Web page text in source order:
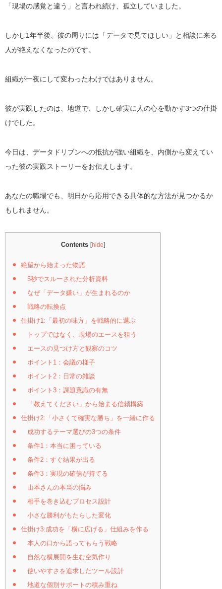
「現場の感覚と違う」と言われ続け、孤立していました。
しかし1年半後、彼の周りには「データで見てほしい」と相談に来る
人が絶えなくなったのです。
組織が一夜にして変わったわけではありません。
彼が実践したのは、地道で、しかし確実に人の心を動かす3つの仕掛
けでした。
今日は、データドリブンへの抵抗が強い組織を、内側から変えてい
った彼の実践ストーリーをお伝えします。
あなたの職場でも、明日から応用できる具体的な方法が見つかるか
もしれません。
Contents [hide]
絶望から始まった物語
5秒でスルーされた分析資料
なぜ「データ嫌い」が生まれるのか
戦略の転換点
仕掛け1:「最初の味方」を戦略的に選ぶ
トップではなく、現場のエースを狙う
エースの見つけ方と観察のコツ
ポイント1：会議の様子
ポイント2：日常の雑談
ポイント3：課題意識の有無
「教えてください」から始まる信頼構築
仕掛け2:「小さくて確実な勝ち」を一緒に作る
成功するテーマ選びの3つの条件
条件1：本当に困っている
条件2：すぐ結果が出る
条件3：実現の確信が持てる
山本さんの本当の悩み
相手を巻き込むプロセス設計
小さな勝利がもたらした変化
仕掛け3:成功を「横に広げる」仕組みを作る
本人の口から語ってもらう戦略
自然な横展開を生む空気作り
使いやすさを追求したツール設計
地道な個別サポートの積み重ね